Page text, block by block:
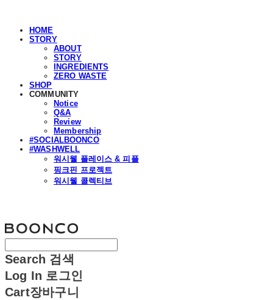
HOME
STORY
ABOUT
STORY
INGREDIENTS
ZERO WASTE
SHOP
COMMUNITY
Notice
Q&A
Review
Membership
#SOCIALBOONCO
#WASHWELL
워시웰 플레이스 & 피플
핑크핀 프로젝트
워시웰 콜렉티브
Search 검색
Log In 로그인
Cart장바구니